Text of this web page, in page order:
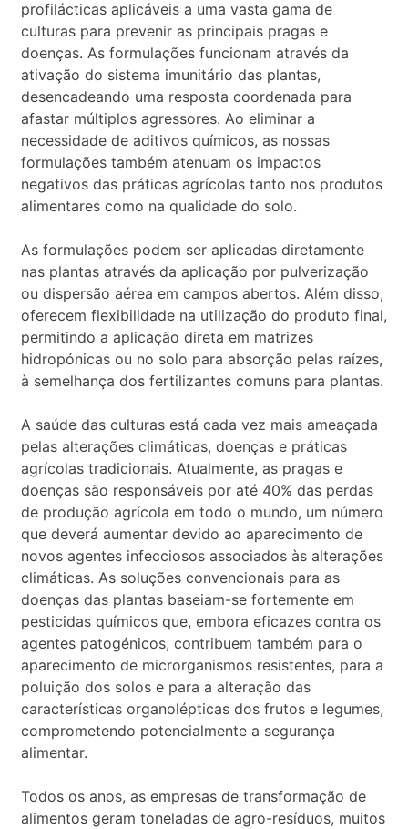
profilácticas aplicáveis a uma vasta gama de
culturas para prevenir as principais pragas e
doenças. As formulações funcionam através da
ativação do sistema imunitário das plantas,
desencadeando uma resposta coordenada para
afastar múltiplos agressores. Ao eliminar a
necessidade de aditivos químicos, as nossas
formulações também atenuam os impactos
negativos das práticas agrícolas tanto nos produtos
alimentares como na qualidade do solo.
As formulações podem ser aplicadas diretamente
nas plantas através da aplicação por pulverização
ou dispersão aérea em campos abertos. Além disso,
oferecem flexibilidade na utilização do produto final,
permitindo a aplicação direta em matrizes
hidropónicas ou no solo para absorção pelas raízes,
à semelhança dos fertilizantes comuns para plantas.
A saúde das culturas está cada vez mais ameaçada
pelas alterações climáticas, doenças e práticas
agrícolas tradicionais. Atualmente, as pragas e
doenças são responsáveis por até 40% das perdas
de produção agrícola em todo o mundo, um número
que deverá aumentar devido ao aparecimento de
novos agentes infecciosos associados às alterações
climáticas. As soluções convencionais para as
doenças das plantas baseiam-se fortemente em
pesticidas químicos que, embora eficazes contra os
agentes patogénicos, contribuem também para o
aparecimento de microrganismos resistentes, para a
poluição dos solos e para a alteração das
características organolépticas dos frutos e legumes,
comprometendo potencialmente a segurança
alimentar.
Todos os anos, as empresas de transformação de
alimentos geram toneladas de agro-resíduos, muitos